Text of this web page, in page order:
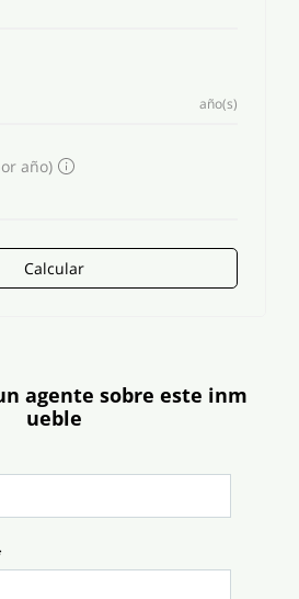
año(s)
año)
Calcular
agente sobre este inm
ueble